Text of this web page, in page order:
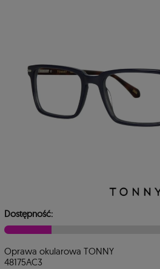
Dostępność:
Oprawa okularowa TONNY
48175AC3